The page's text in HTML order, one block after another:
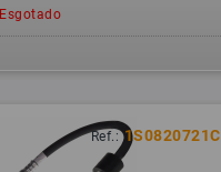
Esgotado
Ref.: 1S0820721C